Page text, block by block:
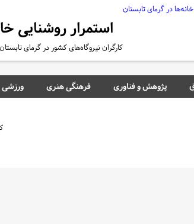
استمرار روشنایی
کارگران نیروگاه‌های کشور در گرمای
پژوهش و فناوری فرهنگی هنری ورزشی